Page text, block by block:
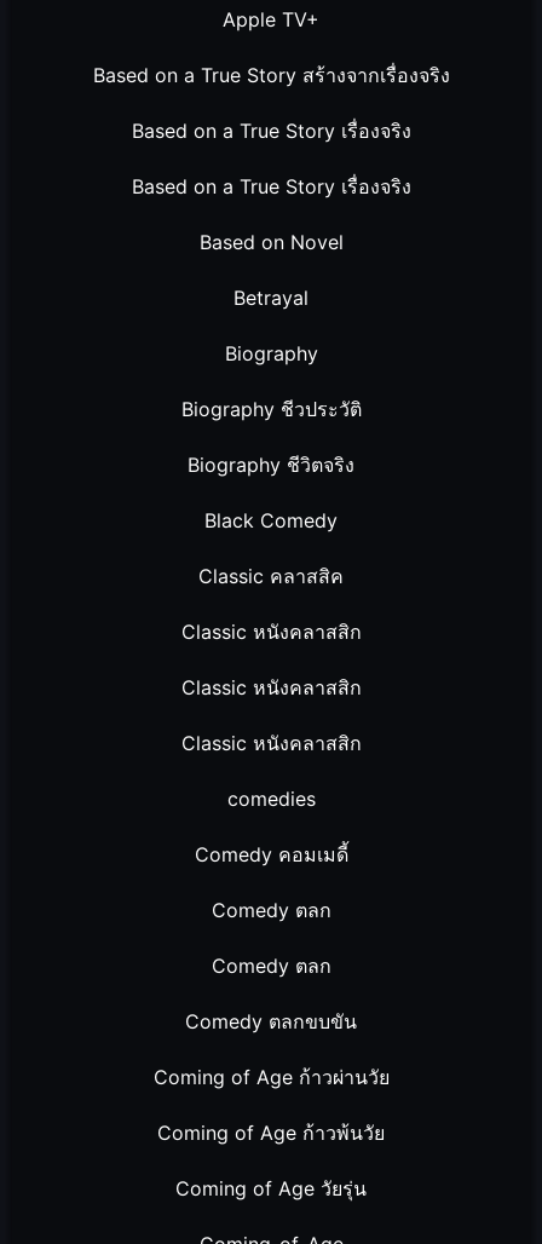
Apple TV+
Based on a True Story สร้างจากเรื่องจริง
Based on a True Story เรื่องจริง
Based on a True Story เรื่องจริง
Based on Novel
Betrayal
Biography
Biography ชีวประวัติ
Biography ชีวิตจริง
Black Comedy
Classic คลาสสิค
Classic หนังคลาสสิก
Classic หนังคลาสสิก
Classic หนังคลาสสิก
comedies
Comedy คอมเมดี้
Comedy ตลก
Comedy ตลก
Comedy ตลกขบขัน
Coming of Age ก้าวผ่านวัย
Coming of Age ก้าวพ้นวัย
Coming of Age วัยรุ่น